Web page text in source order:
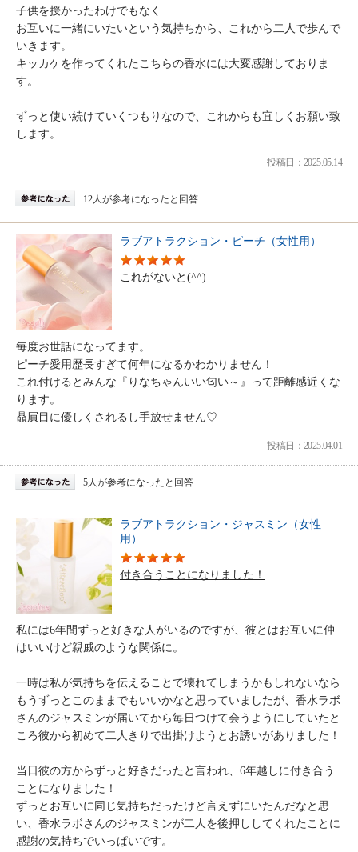
子供を授かったわけでもなく
お互いに一緒にいたいという気持ちから、これから二人で歩んで
いきます。
キッカケを作ってくれたこちらの香水には大変感謝しておりま
す。
ずっと使い続けていくつもりなので、これからも宜しくお願い致
します。
投稿日：2025.05.14
12人が参考になったと回答
ラブアトラクション・ピーチ（女性用）
これがないと(^^)
毎度お世話になってます。
ピーチ愛用歴長すぎて何年になるかわかりません！
これ付けるとみんな『りなちゃんいい匂い～』って距離感近くな
ります。
贔屓目に優しくされるし手放せません♡
投稿日：2025.04.01
5人が参考になったと回答
ラブアトラクション・ジャスミン（女性
用）
付き合うことになりました！
私には6年間ずっと好きな人がいるのですが、彼とはお互いに仲
はいいけど親戚のような関係に。
一時は私が気持ちを伝えることで壊れてしまうかもしれないなら
もうずっとこのままでもいいかなと思っていましたが、香水ラボ
さんのジャスミンが届いてから毎日つけて会うようにしていたと
ころ彼から初めて二人きりで出掛けようとお誘いがありました！
当日彼の方からずっと好きだったと言われ、6年越しに付き合う
ことになりました！
ずっとお互いに同じ気持ちだったけど言えずにいたんだなと思
い、香水ラボさんのジャスミンが二人を後押ししてくれたことに
感謝の気持ちでいっぱいです。